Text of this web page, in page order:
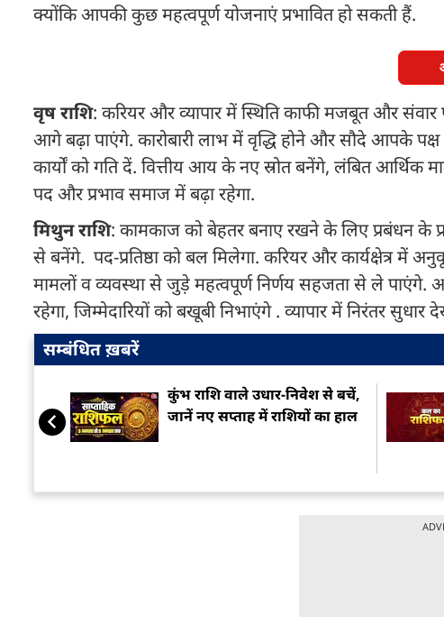
क्योंकि आपकी कुछ महत्वपूर्ण योजनाएं प्रभावित हो सकती हैं.
वृष राशि: करियर और व्यापार में स्थिति काफी मजबूत और
आगे बढ़ा पाएंगे. कारोबारी लाभ में वृद्धि होने और सौदे आपके
कार्यों को गति दें. वित्तीय आय के नए स्रोत बनेंगे, लंबित
पद और प्रभाव समाज में बढ़ा रहेगा.
मिथुन राशि: कामकाज को बेहतर बनाए रखने के लिए प्रबंधन के
से बनेंगे. पद-प्रतिष्ठा को बल मिलेगा. करियर और कार्यक्षेत्र में
मामलों व व्यवस्था से जुड़े महत्वपूर्ण निर्णय सहजता से ले
रहेगा, जिम्मेदारियों को बखूबी निभाएंगे . व्यापार में निरंतर सुधार
सम्बंधित ख़बरें
कुंभ राशि वाले उधार-निवेश से बचें,
जानें नए सप्ताह में राशियों का हाल